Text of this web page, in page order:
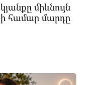
միևնույն
համար մարդը